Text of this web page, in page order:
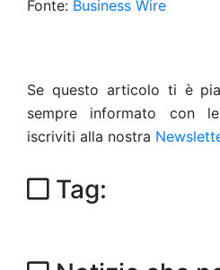
Fonte: Business Wire
Se questo articolo ti è
sempre informato con
iscriviti alla nostra
Tag: